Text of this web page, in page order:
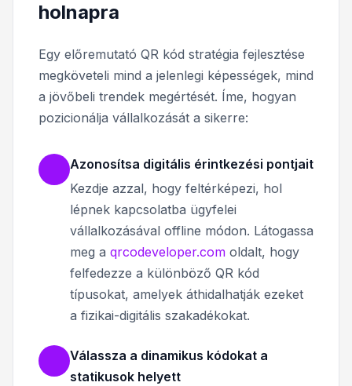
holnapra
Egy előremutató QR kód stratégia fejlesztése
megköveteli mind a jelenlegi képességek, mind
a jövőbeli trendek megértését. Íme, hogyan
pozicionálja vállalkozását a sikerre:
Azonosítsa digitális érintkezési pontjait
Kezdje azzal, hogy feltérképezi, hol
lépnek kapcsolatba ügyfelei
vállalkozásával offline módon. Látogassa
meg a qrcodeveloper.com oldalt, hogy
felfedezze a különböző QR kód
típusokat, amelyek áthidalhatják ezeket
a fizikai-digitális szakadékokat.
Válassza a dinamikus kódokat a
statikusok helyett